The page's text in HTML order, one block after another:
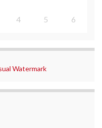
4 5 6
Watermark